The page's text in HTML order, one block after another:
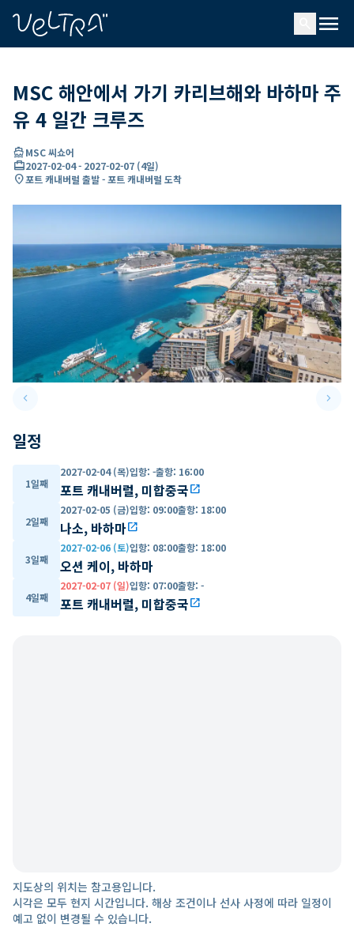
menu
MSC 해안에서 가기 카리브해와 바하마 주
유 4 일간 크루즈
directions_boatMSC 씨쇼어
card_travel2027-02-04- 2027-02-07 (4일)
location_on포트 캐내버럴 출발 - 포트 캐내버럴 도착
keyboard_arrow_leftPrevious slide keyboard_arrow_right
일정
1일째
2027-02-04 (목)입항: -출항: 16:00
포트 캐내버럴, 미합중국open_in_new
2일째
2027-02-05 (금)입항: 09:00출항: 18:00
나소, 바하마open_in_new
3일째
2027-02-06 (토)입항: 08:00출항: 18:00
오션 케이, 바하마
4일째
2027-02-07 (일)입항: 07:00출항: -
포트 캐내버럴, 미합중국open_in_new
지도상의 위치는 참고용입니다.
시각은 모두 현지 시간입니다. 해상 조건이나 선사 사정에 따라 일정이
예고 없이 변경될 수 있습니다.